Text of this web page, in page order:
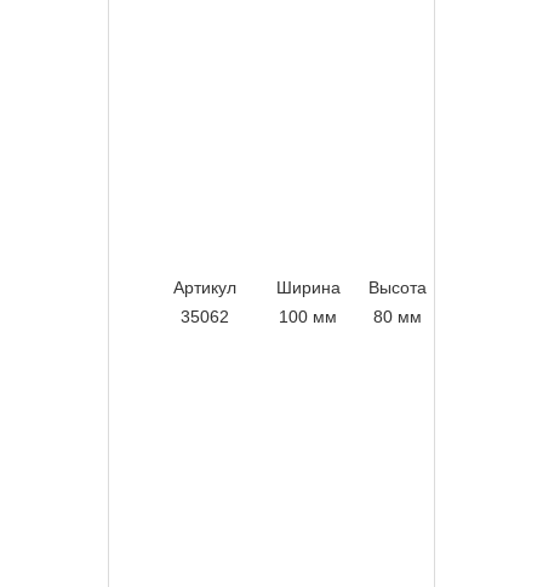
Артикул Ширина Высота
35062
100 мм 80 мм